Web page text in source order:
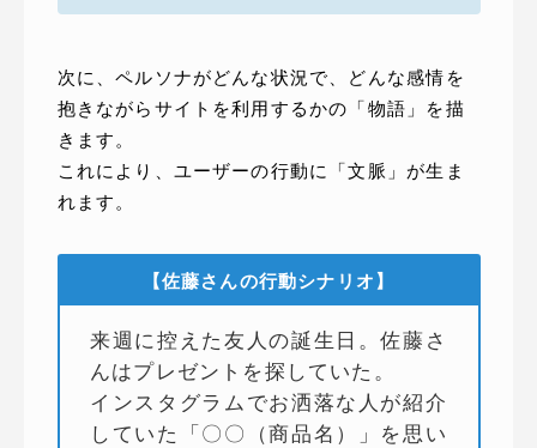
次に、ペルソナがどんな状況で、どんな感情を
抱きながらサイトを利用するかの「物語」を描
きます。
これにより、ユーザーの行動に「文脈」が生ま
れます。
【佐藤さんの行動シナリオ】
来週に控えた友人の誕生日。佐藤さ
んはプレゼントを探していた。
インスタグラムでお洒落な人が紹介
していた「〇〇（商品名）」を思い